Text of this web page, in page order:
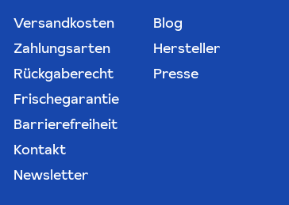
Versandkosten
Zahlungsarten
Rückgaberecht
Frischegarantie
Barrierefreiheit
Kontakt
Newsletter
Blog
Hersteller
Presse